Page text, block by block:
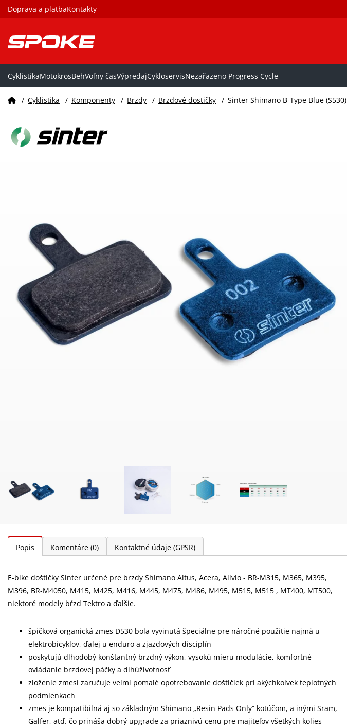
Doprava a platbaKontakty
CyklistikaMotokrosBehVoľny časVýpredajCykloservisNezařazeno Progress Cycle
/ Cyklistika / Komponenty / Brzdy / Brzdové dostičky / Sinter Shimano B-Type Blue (S530)
Popis Komentáre (0) Kontaktné údaje (GPSR)
E-bike doštičky Sinter určené pre brzdy Shimano Altus, Acera, Alivio - BR-M315, M365, M395,
M396, BR-M4050, M415, M425, M416, M445, M475, M486, M495, M515, M515 , MT400, MT500,
niektoré modely bŕzd Tektro a ďalšie.
špičková organická zmes D530 bola vyvinutá špeciálne pre náročné použitie najmä u
elektrobicyklov, ďalej u enduro a zjazdových disciplín
poskytujú dlhodobý konštantný brzdný výkon, vysokú mieru modulácie, komfortné
ovládanie brzdovej páčky a dlhúživotnosť
zloženie zmesi zaručuje veľmi pomalé opotrebovanie doštičiek pri akýchkoľvek teplotných
podmienkach
zmes je kompatibilná aj so základným Shimano „Resin Pads Only“ kotúčom, a inými Sram,
Galfer, atď. čo prináša dobrý upgrade za priaznivú cenu pre majiteľov všetkých kolies